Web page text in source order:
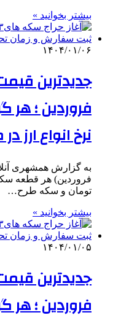
بیشتر بخوانید »
۱۴۰۴/۰۱/۰۶
نرخ انواع ارز
به گزارش همشهری
تومان و سکه طرح…
بیشتر بخوانید »
۱۴۰۴/۰۱/۰۵